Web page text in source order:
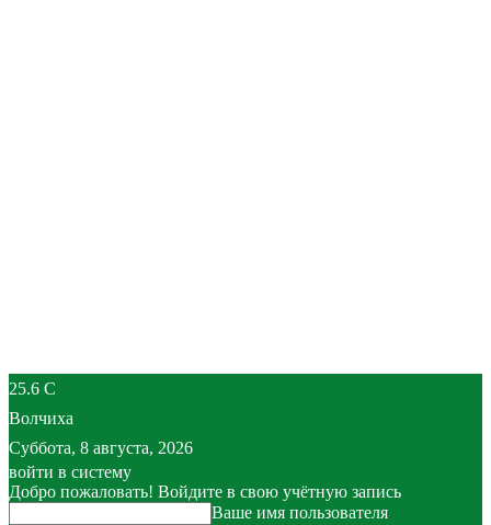
25.6 C
Волчиха
Суббота, 8 августа, 2026
войти в систему
Добро пожаловать! Войдите в свою учётную запись
Ваше имя пользователя